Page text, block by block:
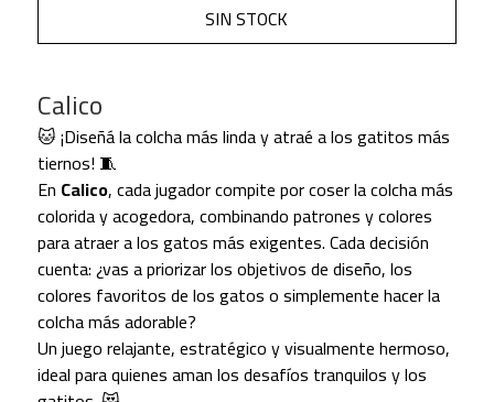
SIN STOCK
Calico
🐱 ¡Diseñá la colcha más linda y atraé a los gatitos más
tiernos! 🧵
En Calico, cada jugador compite por coser la colcha más
colorida y acogedora, combinando patrones y colores
para atraer a los gatos más exigentes. Cada decisión
cuenta: ¿vas a priorizar los objetivos de diseño, los
colores favoritos de los gatos o simplemente hacer la
colcha más adorable?
Un juego relajante, estratégico y visualmente hermoso,
ideal para quienes aman los desafíos tranquilos y los